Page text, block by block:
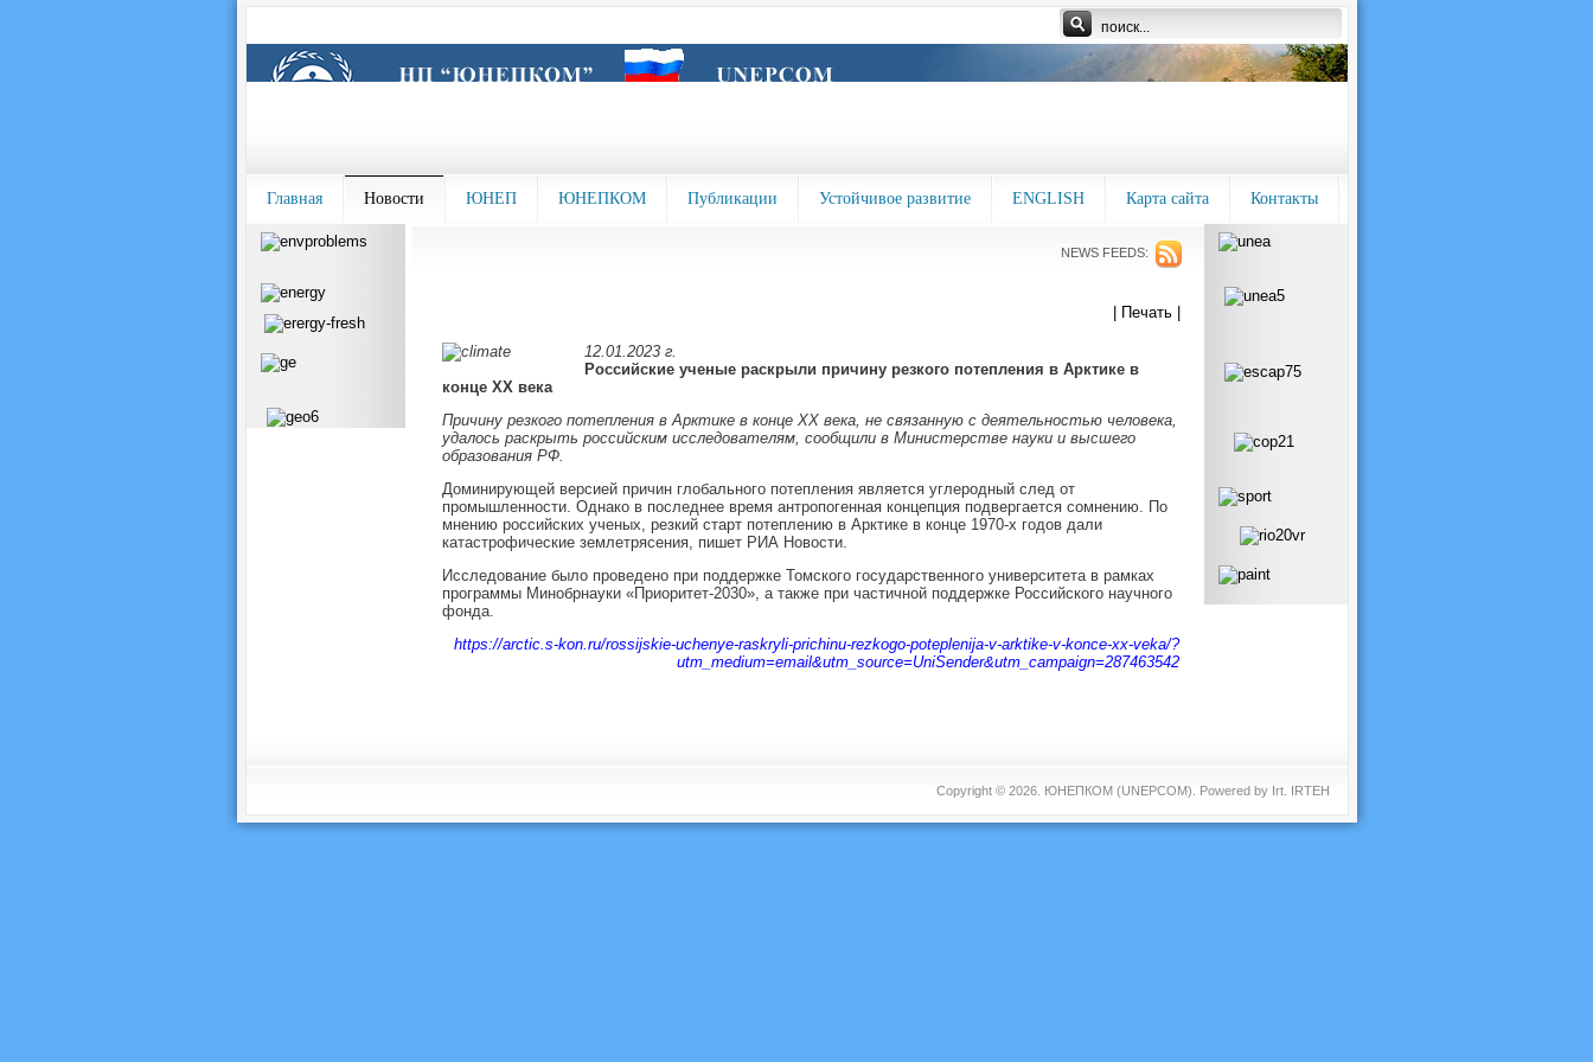
Главная Новости ЮНЕП ЮНЕПКОМ Публикации Устойчивое развитие ENGLISH Карта сайта Контакты
NEWS FEEDS:
| Печать |
12.01.2023 г.
Российские ученые раскрыли причину резкого потепления в Арктике в
конце XX века
Причину резкого потепления в Арктике в конце XX века, не связанную с деятельностью человека,
удалось раскрыть российским исследователям, сообщили в Министерстве науки и высшего
образования РФ.
Доминирующей версией причин глобального потепления является углеродный след от
промышленности. Однако в последнее время антропогенная концепция подвергается сомнению. По
мнению российских ученых, резкий старт потеплению в Арктике в конце 1970-х годов дали
катастрофические землетрясения, пишет РИА Новости.
Исследование было проведено при поддержке Томского государственного университета в рамках
программы Минобрнауки «Приоритет-2030», а также при частичной поддержке Российского научного
фонда.
https://arctic.s-kon.ru/rossijskie-uchenye-raskryli-prichinu-rezkogo-poteplenija-v-arktike-v-konce-xx-veka/?
utm_medium=email&utm_source=UniSender&utm_campaign=287463542
Copyright © 2026. ЮНЕПКОМ (UNEPCOM). Powered by Irt. IRTEH